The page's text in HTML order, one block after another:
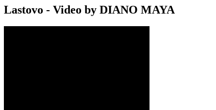
Lastovo - Video by DIANO MAYA